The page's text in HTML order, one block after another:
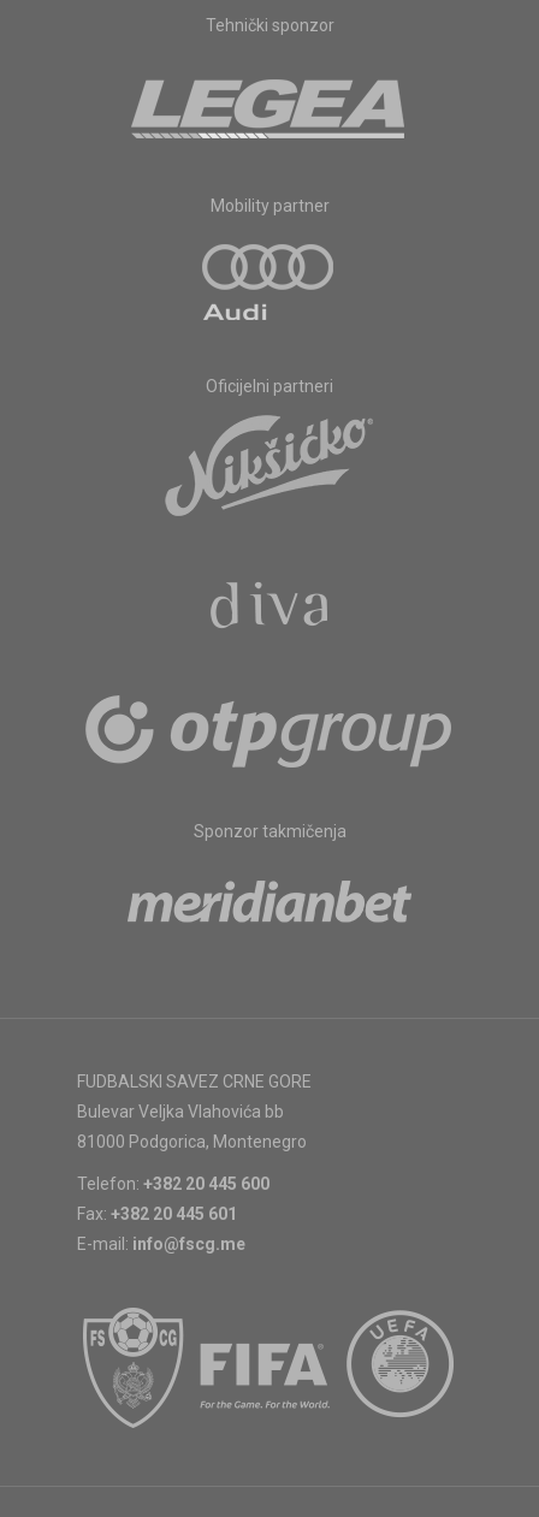
Tehnički sponzor
Mobility partner
Oficijelni partneri
Sponzor takmičenja
FUDBALSKI SAVEZ CRNE GORE
Bulevar Veljka Vlahovića bb
81000 Podgorica, Montenegro
Telefon: +382 20 445 600
Fax: +382 20 445 601
E-mail: info@fscg.me